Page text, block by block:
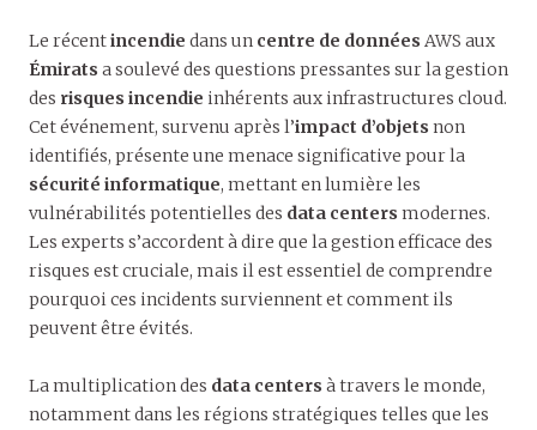
Le récentincendie dans un centre de données AWS aux
Émirats a soulevé des questions pressantes sur la gestion
des risques incendie inhérents aux infrastructures cloud.
Cet événement, survenu après l’impact d’objets non
identifiés, présente une menace significative pour la
sécurité informatique, mettant en lumière les
vulnérabilités potentielles des data centers modernes.
Les experts s’accordent à dire que la gestion efficace des
risques est cruciale, mais il est essentiel de comprendre
pourquoi ces incidents surviennent et comment ils
peuvent être évités.
La multiplication des data centers à travers le monde,
notamment dans les régions stratégiques telles que les